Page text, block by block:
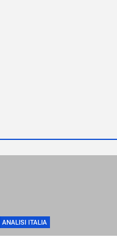
ANALISI ITALIA